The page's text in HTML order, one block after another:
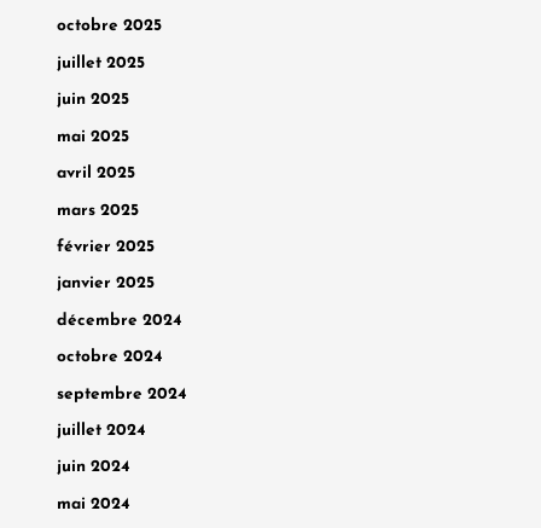
octobre 2025
juillet 2025
juin 2025
mai 2025
avril 2025
mars 2025
février 2025
janvier 2025
décembre 2024
octobre 2024
septembre 2024
juillet 2024
juin 2024
mai 2024